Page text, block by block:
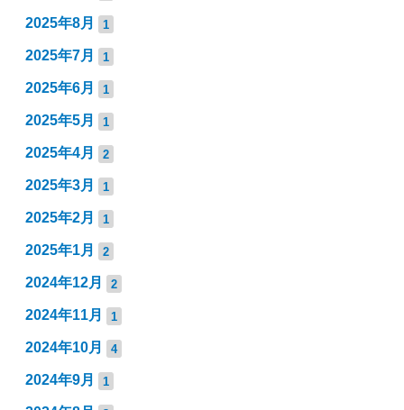
2025年8月 1
2025年7月 1
2025年6月 1
2025年5月 1
2025年4月 2
2025年3月 1
2025年2月 1
2025年1月 2
2024年12月 2
2024年11月 1
2024年10月 4
2024年9月 1